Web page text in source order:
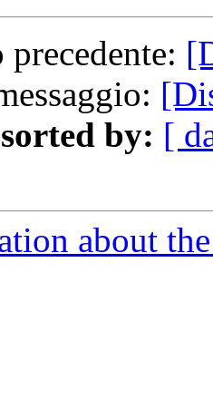
by: [
about